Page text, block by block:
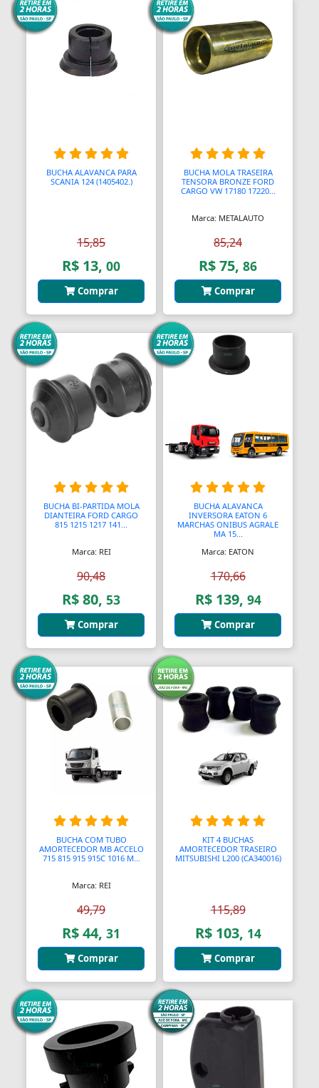
Bandejas
Banjo
Barra De Torção
Barras
Barras Antipânico
Barras LED
Barras Roscadas
Barras de Ling
Bases
Bases Faciais
Bases para Cadeiras
Batedeiras
Batedores
Bicicletários
Bicos Unidades Injetoras
Bicos de Mamadeira
Bicos de Pato
Bielas
Bielas
Bieletas
Bigornas
Biscoitinhos de Bebês
Bloco Completo
Blocos de Concreto
Blocágens
Bobina Compressor
Bobinadeiras
Bobinas De Ignição
Bobinas Impulsoras
Bobinas de Ignição
Bobinas para Máquinas
Bocais
BUCHA ALAVANCA PARA
SCANIA 124 (1405402.)
15,85
R$ 13, 00
Comprar
BUCHA MOLA TRASEIRA
TENSORA BRONZE FORD
CARGO VW 17180 17220...
Marca: METALAUTO
85,24
R$ 75, 86
Comprar
BUCHA BI-PARTIDA MOLA
DIANTEIRA FORD CARGO
815 1215 1217 141...
Marca: REI
90,48
R$ 80, 53
Comprar
BUCHA ALAVANCA
INVERSORA EATON 6
MARCHAS ONIBUS AGRALE
MA 15...
Marca: EATON
170,66
R$ 139, 94
Comprar
BUCHA COM TUBO
AMORTECEDOR MB ACCELO
715 815 915 915C 1016 M...
Marca: REI
49,79
R$ 44, 31
Comprar
KIT 4 BUCHAS
AMORTECEDOR TRASEIRO
MITSUBISHI L200 (CA340016)
115,89
R$ 103, 14
Comprar